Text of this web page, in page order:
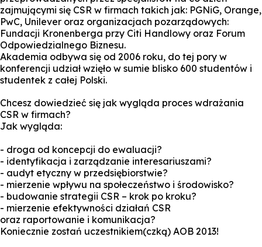
zajmującymi się CSR w firmach takich jak: PGNiG, Orange,
PwC, Unilever oraz organizacjach pozarządowych:
Fundacji Kronenberga przy Citi Handlowy oraz Forum
Odpowiedzialnego Biznesu.
Akademia odbywa się od 2006 roku, do tej pory w
konferencji udział wzięło w sumie blisko 600 studentów i
studentek z całej Polski.
Chcesz dowiedzieć się jak wygląda proces wdrażania
CSR w firmach?
Jak wygląda:
- droga od koncepcji do ewaluacji?
- identyfikacja i zarządzanie interesariuszami?
- audyt etyczny w przedsiębiorstwie?
- mierzenie wpływu na społeczeństwo i środowisko?
- budowanie strategii CSR – krok po kroku?
- mierzenie efektywności działań CSR
oraz raportowanie i komunikacja?
Koniecznie zostań uczestnikiem(czką) AOB 2013!